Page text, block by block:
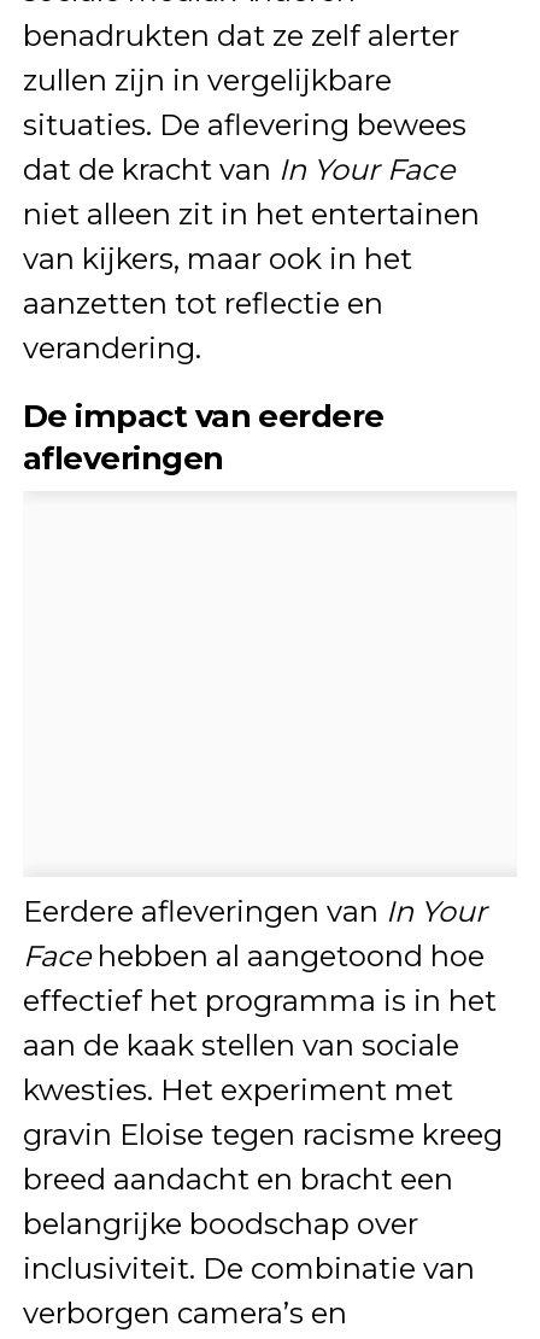
benadrukten dat ze zelf alerter
zullen zijn in vergelijkbare
situaties. De aflevering bewees
dat de kracht van In Your Face
niet alleen zit in het entertainen
van kijkers, maar ook in het
aanzetten tot reflectie en
verandering.
De impact van eerdere
afleveringen
Eerdere afleveringen van In Your
Facehebben al aangetoond hoe
effectief het programma is in het
aan de kaak stellen van sociale
kwesties. Het experiment met
gravin Eloise tegen racisme kreeg
breed aandacht en bracht een
belangrijke boodschap over
inclusiviteit. De combinatie van
verborgen camera’s en